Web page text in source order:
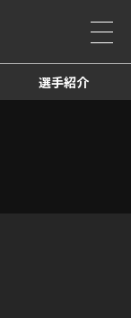
選手紹介
お知らせ詳細